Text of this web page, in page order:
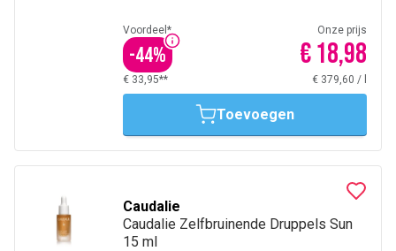
Voordeel*
-44%
Onze prijs
€ 18,98
€ 33,95** € 379,60 /
Toevoegen
Caudalie
Caudalie Zelfbruinende Druppels Sun
15 ml